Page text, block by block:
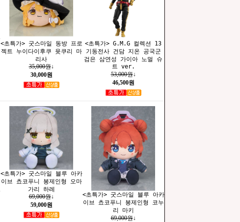
<초특가> 굿스마일 동방 프로
젝트 누이다이후쿠 윳쿠리 마
리사
35,000원↓
30,000원
<초특가> G.M.G 컬렉션 13
기동전사 건담 지온 공국군
검은 삼연성 가이아 노멀 슈
트 ver.
53,000원↓
46,500원
<초특가> 굿스마일 블루 아카
이브 쵸코푸니 봉제인형 오마
가리 하레
69,000원↓
59,000원
<초특가> 굿스마일 블루 아카
이브 쵸코푸니 봉제인형 코누
리 마키
69,000원↓